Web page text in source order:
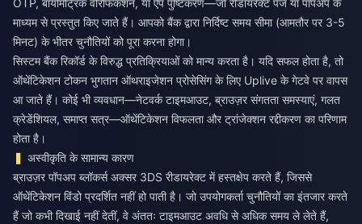
OTP, बायोमेट्रिक वेरिफिकेशन, या ऐप पुष्टिकरण—जो रीडायरेक्ट पेज या पॉपअप के
माध्यम से प्रस्तुत किए जाते हैं। आपको बैंक द्वारा निर्दिष्ट समय सीमा (आमतौर पर 3-5
मिनट) के भीतर चुनौतियों को पूरा करना होगा।
सिस्टम बैंक रिकॉर्ड के विरुद्ध प्रतिक्रियाओं को मान्य करता है। यदि सफल होता है, तो
ऑथेंटिकेशन टोकन भुगतान ऑथराइजेशन प्रोसेसिंग के लिए Uplive के गेटवे पर वापस
आ जाते हैं। कोई भी व्यवधान—नेटवर्क टाइमआउट, ब्राउज़र संगतता समस्याएं, गलत
क्रेडेंशियल, समाप्त सत्र—ऑथेंटिकेशन विफलता और ट्रांजेक्शन रद्दीकरण का परिणाम
होता है।
अस्वीकृति के सामान्य कारण
ब्राउज़र पॉपअप ब्लॉकर्स अक्सर 3DS रीडायरेक्ट में हस्तक्षेप करते हैं, जिससे
ऑथेंटिकेशन विंडो प्रदर्शित नहीं हो पाती है। जो उपयोगकर्ता चुनौतियों का इंतजार करते
हैं जो कभी दिखाई नहीं देतीं, वे अंततः टाइमआउट अवधि से अधिक समय ले लेते हैं,